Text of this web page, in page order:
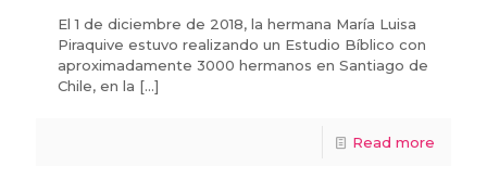
El 1 de diciembre de 2018, la hermana María Luisa
Piraquive estuvo realizando un Estudio Bíblico con
aproximadamente 3000 hermanos en Santiago de
Chile, en la […]
Read more